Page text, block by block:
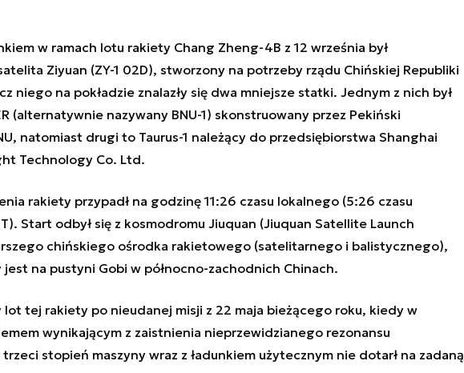
w ramach lotu rakiety Chang Zheng-4B z 12 września był
Ziyuan (ZY-1 02D), stworzony na potrzeby rządu Chińskiej Republiki
niego na pokładzie znalazły się dwa mniejsze statki. Jednym z nich był
(alternatywnie nazywany BNU-1) skonstruowany przez Pekiński
natomiast drugi to Taurus-1 należący do przedsiębiorstwa Shanghai
Technology Co. Ltd.
rakiety przypadł na godzinę 11:26 czasu lokalnego (5:26 czasu
Start odbył się z kosmodromu Jiuquan (Jiuquan Satellite Launch
chińskiego ośrodka rakietowego (satelitarnego i balistycznego),
jest na pustyni Gobi w północno-zachodnich Chinach.
lot tej rakiety po nieudanej misji z 22 maja bieżącego roku, kiedy w
wynikającym z zaistnienia nieprzewidzianego rezonansu
stopień maszyny wraz z ładunkiem użytecznym nie dotarł na zadaną